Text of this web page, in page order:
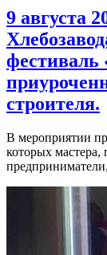
9 августа
фестиваль
строителя.
В мероприятии
которых мастера,